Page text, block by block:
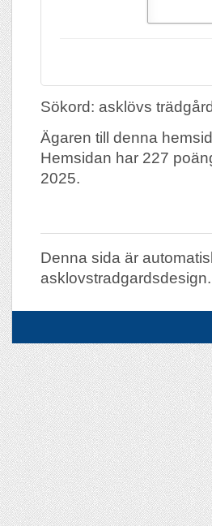
Sökord: asklövs
Ägaren till denna
Hemsidan har 227
2025.
Denna sida är